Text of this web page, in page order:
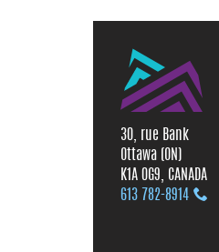
30, rue Bank
Ottawa (ON)
K1A 0G9, CANADA
613 782‑8914